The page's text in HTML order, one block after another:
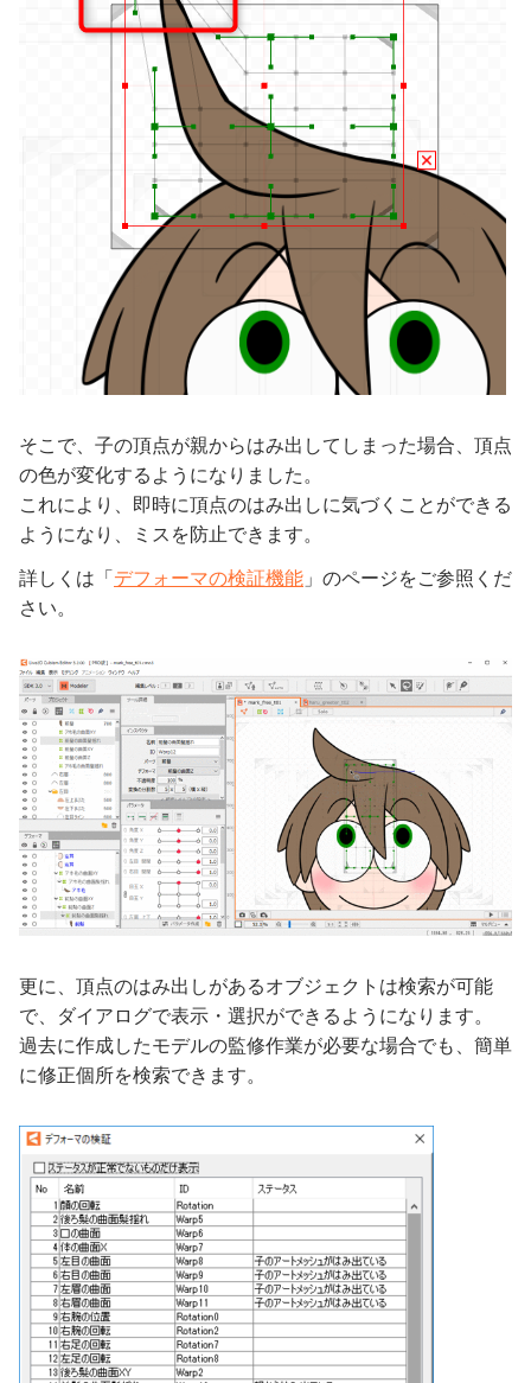
そこで、子の頂点が親からはみ出してしまった場合、頂点
の色が変化するようになりました。
これにより、即時に頂点のはみ出しに気づくことができる
ようになり、ミスを防止できます。
詳しくは「 デフォーマの検証機能 」のページをご参照くだ
さい。
更に、頂点のはみ出しがあるオブジェクトは検索が可能
で、ダイアログで表示・選択ができるようになります。
過去に作成したモデルの監修作業が必要な場合でも、簡単
に修正個所を検索できます。